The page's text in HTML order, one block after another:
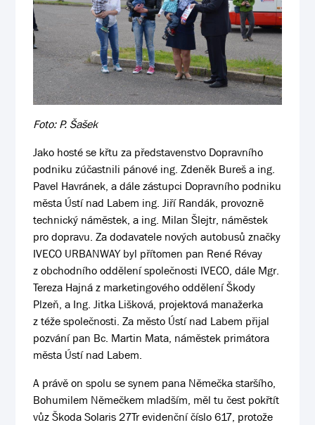
Foto: P. Šašek
Jako hosté se křtu za představenstvo Dopravního
podniku zúčastnili pánové ing. Zdeněk Bureš a ing.
Pavel Havránek, a dále zástupci Dopravního podniku
města Ústí nad Labem ing. Jiří Randák, provozně
technický náměstek, a ing. Milan Šlejtr, náměstek
pro dopravu. Za dodavatele nových autobusů značky
IVECO URBANWAY byl přítomen pan René Révay
z obchodního oddělení společnosti IVECO, dále Mgr.
Tereza Hajná z marketingového oddělení Škody
Plzeň, a Ing. Jitka Lišková, projektová manažerka
z téže společnosti. Za město Ústí nad Labem přijal
pozvání pan Bc. Martin Mata, náměstek primátora
města Ústí nad Labem.
A právě on spolu se synem pana Němečka staršího,
Bohumilem Němečkem mladším, měl tu čest pokřtít
vůz Škoda Solaris 27Tr evidenční číslo 617, protože